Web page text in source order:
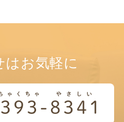
はお気軽に